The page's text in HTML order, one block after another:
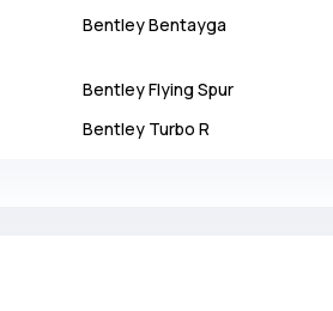
BentleyBentayga
BentleyFlying Spur
Bentley Turbo R